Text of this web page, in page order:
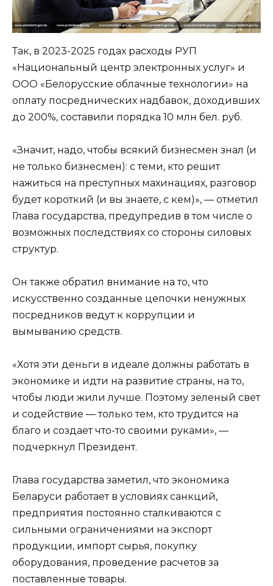
Так, в 2023-2025 годах расходы РУП
«Национальный центр электронных услуг» и
ООО «Белорусские облачные технологии» на
оплату посреднических надбавок, доходивших
до 200%, составили порядка 10 млн бел. руб.
«Значит, надо, чтобы всякий бизнесмен знал (и
не только бизнесмен): с теми, кто решит
нажиться на преступных махинациях, разговор
будет короткий (и вы знаете, с кем)», — отметил
Глава государства, предупредив в том числе о
возможных последствиях со стороны силовых
структур.
Он также обратил внимание на то, что
искусственно созданные цепочки ненужных
посредников ведут к коррупции и
вымыванию средств.
«Хотя эти деньги в идеале должны работать в
экономике и идти на развитие страны, на то,
чтобы люди жили лучше. Поэтому зеленый свет
и содействие — только тем, кто трудится на
благо и создает что-то своими руками», —
подчеркнул Президент.
Глава государства заметил, что экономика
Беларуси работает в условиях санкций,
предприятия постоянно сталкиваются с
сильными ограничениями на экспорт
продукции, импорт сырья, покупку
оборудования, проведение расчетов за
поставленные товары.